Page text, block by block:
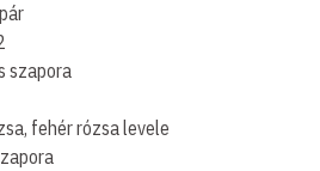
szapora
fehér rózsa levele